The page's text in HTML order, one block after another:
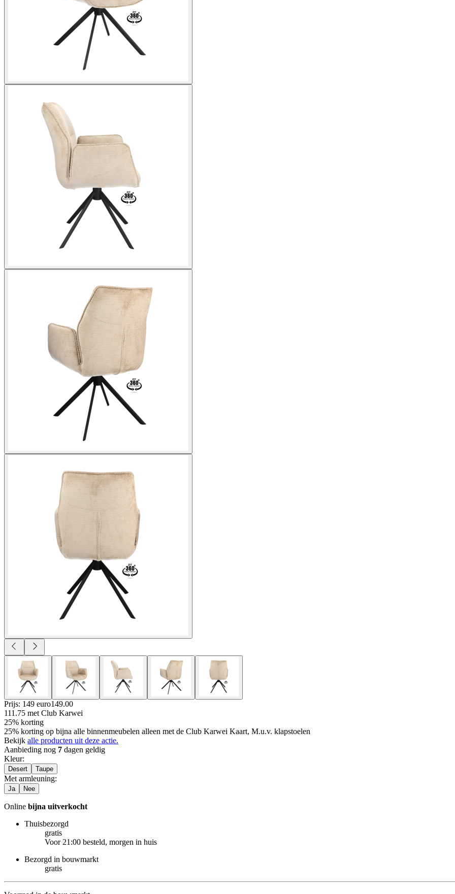
Prijs: 149 euro149.00
111.75 met Club Karwei
25% korting
25% korting op bijna alle binnenmeubelen alleen met de Club Karwei Kaart, M.u.v. klapstoelen
Bekijk alle producten uit deze actie.
Aanbieding nog 7 dagen geldig
Kleur:
Desert Taupe
Met armleuning:
Ja Nee
Online bijna uitverkocht
Thuisbezorgd
gratis
Voor 21:00 besteld, morgen in huis
Bezorgd in bouwmarkt
gratis